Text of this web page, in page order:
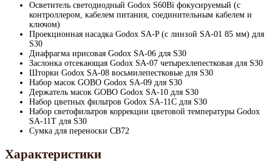
Осветитель светодиодный Godox S60Bi фокусируемый (с
контроллером, кабелем питания, соединительным кабелем и
ключом)
Проекционная насадка Godox SA-P (с линзой SA-01 85 мм) для
S30
Диафрагма ирисовая Godox SA-06 для S30
Заслонка отсекающая Godox SA-07 четырехлепестковая для S30
Шторки Godox SA-08 восьмилепестковые для S30
Набор масок GOBO Godox SA-09 для S30
Держатель масок GOBO Godox SA-10 для S30
Набор цветных фильтров Godox SA-11C для S30
Набор светофильтров коррекции цветовой температуры Godox
SA-11T для S30
Сумка для переноски CB72
Характеристики